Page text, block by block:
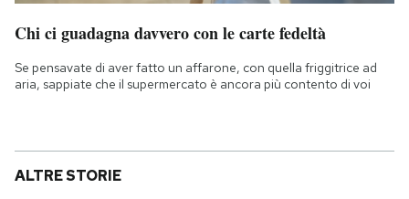
Chi ci guadagna davvero con le carte fedeltà
Se pensavate di aver fatto un affarone, con quella friggitrice ad
aria, sappiate che il supermercato è ancora più contento di voi
ALTRE STORIE